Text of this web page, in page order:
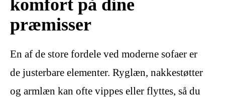
komfort på dine
præmisser
En af de store fordele ved moderne sofaer er
de justerbare elementer. Ryglæn, nakkestøtter
og armlæn kan ofte vippes eller flyttes, så du